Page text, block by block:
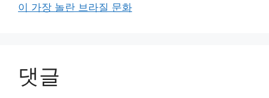
이 가장 놀란 브라질 문화
댓글